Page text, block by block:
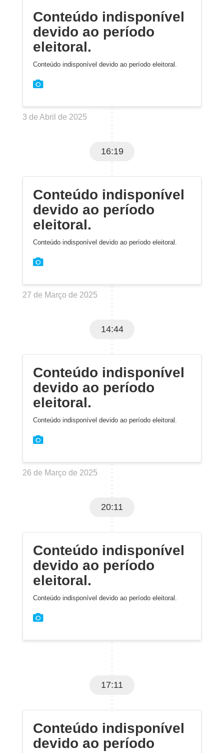
Conteúdo indisponível
devido ao período
eleitoral.
Conteúdo indisponível devido ao período eleitoral.
3 de Abril de 2025
16:19
Conteúdo indisponível
devido ao período
eleitoral.
Conteúdo indisponível devido ao período eleitoral.
27 de Março de 2025
14:44
Conteúdo indisponível
devido ao período
eleitoral.
Conteúdo indisponível devido ao período eleitoral.
26 de Março de 2025
20:11
Conteúdo indisponível
devido ao período
eleitoral.
Conteúdo indisponível devido ao período eleitoral.
17:11
Conteúdo indisponível
devido ao período